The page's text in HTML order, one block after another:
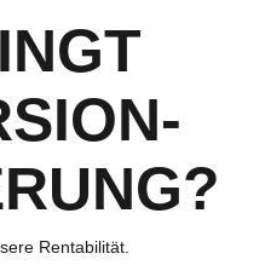
Rentabilität.